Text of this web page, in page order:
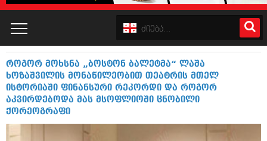
კატალოგი
პოლიტიკა
როგორ მოხსნა „ბოსტონ ბალეტმა“ ლაშა
ხოზაშვილის მონაწილეობით თეატრის მთელ
ისტორიაში ფინანსური რეკორდი და როგორ
აკვირდებოდა მას მსოფლიოში ცნობილი
ქორეოგრაფი